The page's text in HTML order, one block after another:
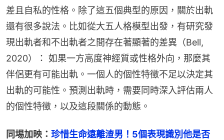
差且自私的性格。除了這五個典型的原因，關於出軌
還有很多說法。比如從大五人格模型出發，有研究發
現出軌者和不出軌者之間存在著顯著的差異（Bell,
2020）： 如果一方高度神經質或性格外向，那麼其
伴侶更有可能出軌。一個人的個性特徵不足以決定其
出軌的可能性。預測出軌時，需要同時深入評估兩人
的個性特徵，以及這段關係的動態。
同埸加映： 珍惜生命遠離渣男！5個表現識別他是否